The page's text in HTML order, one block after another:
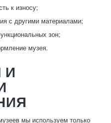
к износу;
с другими материалами;
зон;
музея.
И
мы используем только